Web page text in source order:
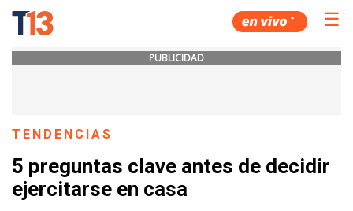
☰
PUBLICIDAD
TENDENCIAS
5 preguntas clave antes de decidir
ejercitarse en casa